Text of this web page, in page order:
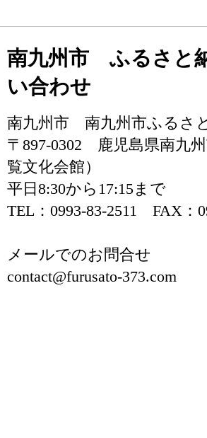
南九州市 ふるさと
い合わせ
南九州市 南九州市ふるさ
〒897-0302 鹿児島県南九
覧文化会館）
平日8:30から17:15まで
TEL：0993-83-2511 FAX：
メールでのお問合せ
contact@furusato-373.com